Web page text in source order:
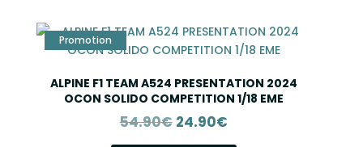
ALPINE F1 TEAM A524 PRESENTATION 2024
OCON SOLIDO COMPETITION 1/18 EME
54.90€ Le
24.90€Le